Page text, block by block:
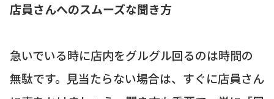
店員さんへのスムーズな聞き方
急いでいる時に店内をグルグル回るのは時間の
無駄です。見当たらない場合は、すぐに店員さん